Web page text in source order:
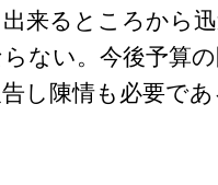
来るところから
ない。今後予算
し陳情も必要で